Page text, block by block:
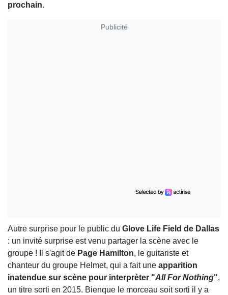
prochain.
Publicité
Autre surprise pour le public du Glove Life Field de Dallas
: un invité surprise est venu partager la scène avec le
groupe ! Il s'agit de Page Hamilton, le guitariste et
chanteur du groupe Helmet, qui a fait une apparition
inatendue sur scène pour interprèter "All For Nothing",
un titre sorti en 2015. Bienque le morceau soit sorti il y a